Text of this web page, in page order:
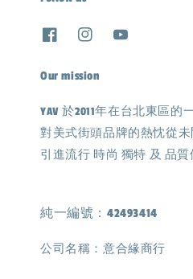
Our mission
YAV 於2011年在台北東區
對美式街頭品牌的熱忱從
引進流行 時尚 獨特 及 品
純一編號：42493414
公司名稱：意合緣商行